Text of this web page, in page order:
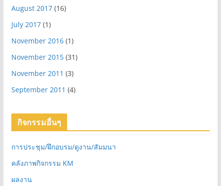
August 2017(16)
July 2017(1)
November 2016(1)
November 2015(31)
November 2011 (3)
September 2011 (4)
กิจกรรมอื่นๆ
การประชุม/ฝึกอบรม/ดูงาน/สัมมนา
คลังภาพกิจกรรม KM
ผลงาน